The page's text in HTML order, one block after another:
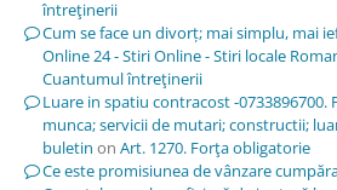
întreţinerii
Cum se face un divorț; mai simplu, mai
Online 24 - Stiri Online - Stiri locale
Cuantumul întreţinerii
Luare in spatiu contracost -0733896700.
munca; servicii de mutari; constructii;
buletin on Art. 1270. Forţa obligatorie
Ce este promisiunea de vânzare